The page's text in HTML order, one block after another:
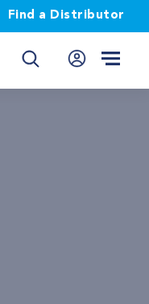
Find a Distributor